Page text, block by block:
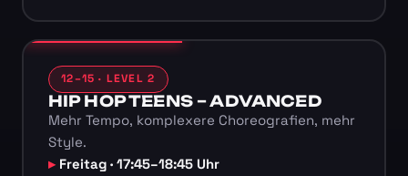
12–15 · LEVEL 2
HIP HOP TEENS – ADVANCED
Mehr Tempo, komplexere Choreografien, mehr
Style.
Freitag · 17:45–18:45 Uhr